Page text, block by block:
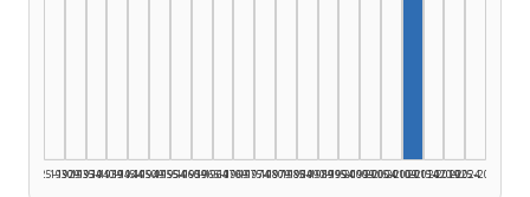
1925–1929
1930–1934
1935–1939
1940–1944
1945–1949
1950–1954
1955–1959
1960–1964
1965–1969
1970–1974
1975–1979
1980–1984
1985–1989
1990–1994
1995–1999
2000–2004
2005–2009
2010–2014
2015–2019
2020–2024
2025–2026